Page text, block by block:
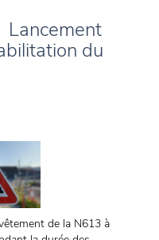
Lancement
du
de la N613 à